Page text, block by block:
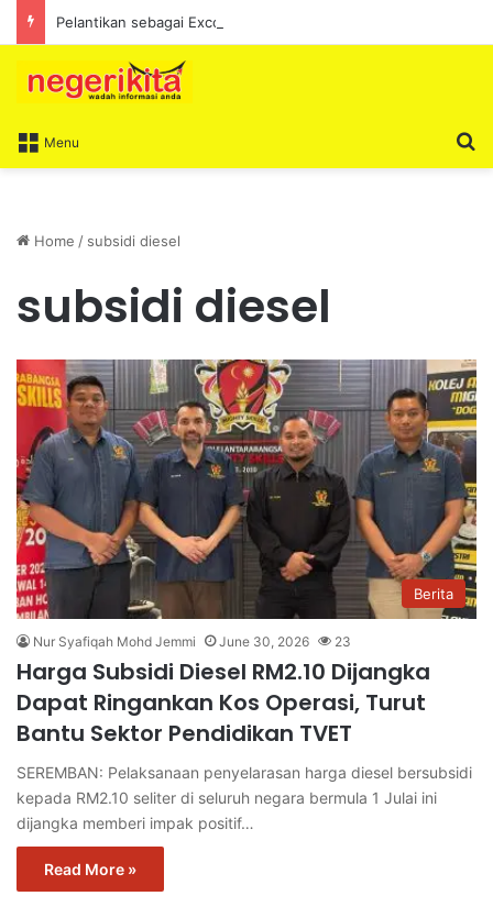
Menu
Home / subsidi diesel
subsidi diesel
Berita
Nur Syafiqah Mohd Jemmi June 30, 2026 23
Harga Subsidi Diesel RM2.10 Dijangka
Dapat Ringankan Kos Operasi, Turut
Bantu Sektor Pendidikan TVET
SEREMBAN: Pelaksanaan penyelarasan harga diesel bersubsidi
kepada RM2.10 seliter di seluruh negara bermula 1 Julai ini
dijangka memberi impak positif…
Read More »